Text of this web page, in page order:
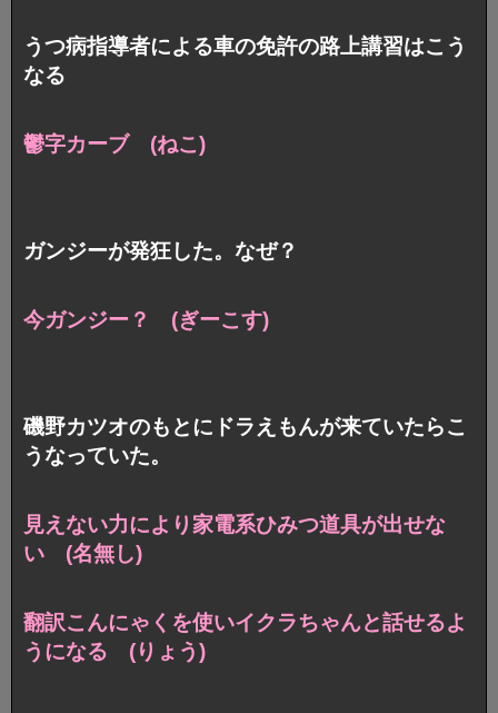
うつ病指導者による車の免許の路上講習はこう
なる
鬱字カーブ (ねこ)
ガンジーが発狂した。なぜ？
今ガンジー？ (ぎーこす)
磯野カツオのもとにドラえもんが来ていたらこ
うなっていた。
見えない力により家電系ひみつ道具が出せな
い (名無し)
翻訳こんにゃくを使いイクラちゃんと話せるよ
うになる (りょう)